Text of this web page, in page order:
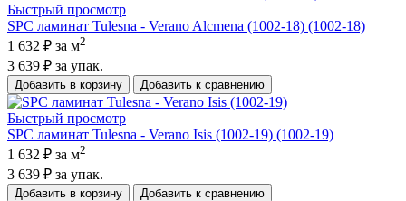
Быстрый просмотр
SPC ламинат Tulesna - Verano Alcmena (1002-18) (1002-18)
1 632 ₽ за м2
3 639 ₽ за упак.
Добавить в корзину Добавить к сравнению
Быстрый просмотр
SPC ламинат Tulesna - Verano Isis (1002-19) (1002-19)
1 632 ₽ за м2
3 639 ₽ за упак.
Добавить в корзину Добавить к сравнению